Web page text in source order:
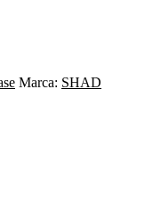
Marca: SHAD